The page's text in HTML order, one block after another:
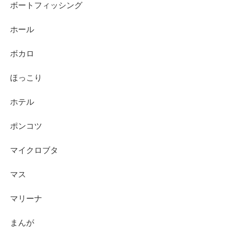
ボートフィッシング
ホール
ボカロ
ほっこり
ホテル
ポンコツ
マイクロブタ
マス
マリーナ
まんが